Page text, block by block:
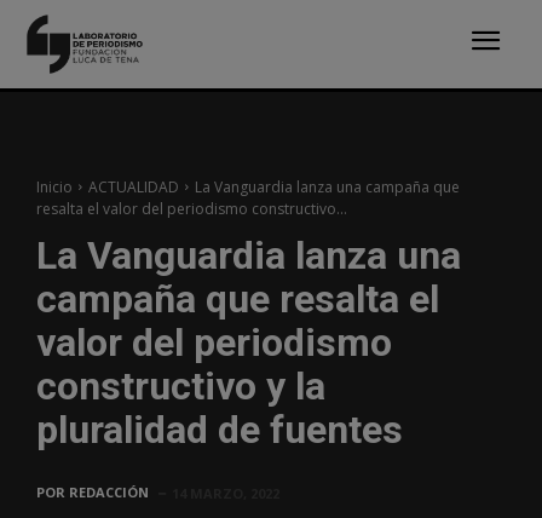
Inicio ACTUALIDAD
La Vanguardia lanza una campaña que
resalta el valor del periodismo constructivo...
La Vanguardia lanza una
campaña que resalta el
valor del periodismo
constructivo y la
pluralidad de fuentes
POR REDACCIÓN